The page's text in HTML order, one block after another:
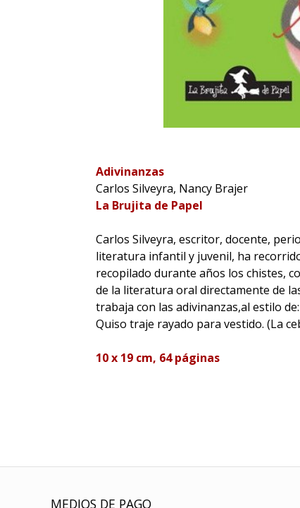
Adivinanzas
Carlos Silveyra, Nancy Brajer
La Brujita de Papel
Carlos Silveyra, escritor, docente,
literatura infantil y juvenil, ha
recopilado durante años los chistes,
de la literatura oral directamente de
trabaja con las adivinanzas,al estilo
Quiso traje rayado para vestido. (La
10 x 19 cm, 64 páginas
MEDIOS DE PAGO